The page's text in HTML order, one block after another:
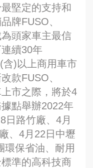
堅定的支持和
牌FUSO、
頭家車主最信
續30年
)以上商用車市
款FUSO、
市之際，將於4
點舉辦2022年
日路竹廠、4月
、4月22日中壢
環保省油、耐用
準的高科技商